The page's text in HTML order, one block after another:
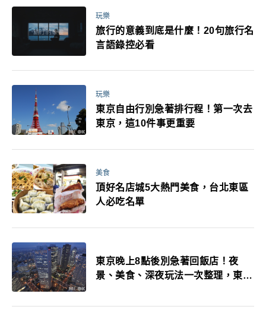
玩樂
旅行的意義到底是什麼！20句旅行名
言語錄控必看
玩樂
東京自由行別急著排行程！第一次去
東京，這10件事更重要
美食
頂好名店城5大熱門美食，台北東區
人必吃名單
東京晚上8點後別急著回飯店！夜
景、美食、深夜玩法一次整理，東京